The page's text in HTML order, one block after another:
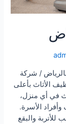
/ شركة
الأثاث بأعلى
في أي منزل،
الأسرة.
والبقع